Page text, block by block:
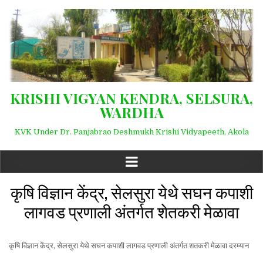
KRISHI VIGYAN KENDRA, SELSURA,
WARDHA
KVK Under Dr. Panjabrao Deshmukh Krishi Vidyapeeth, Akola
कृषि विज्ञान केंद्र, सेलसुरा येथे सघन कपाशी
लागवड प्रणाली अंतर्गत शेतकरी मेळावा
कृषि विज्ञान केंद्र, सेलसुरा येथे सघन कपाशी लागवड प्रणाली अंतर्गत शतकरी मेळावा दरम्यान